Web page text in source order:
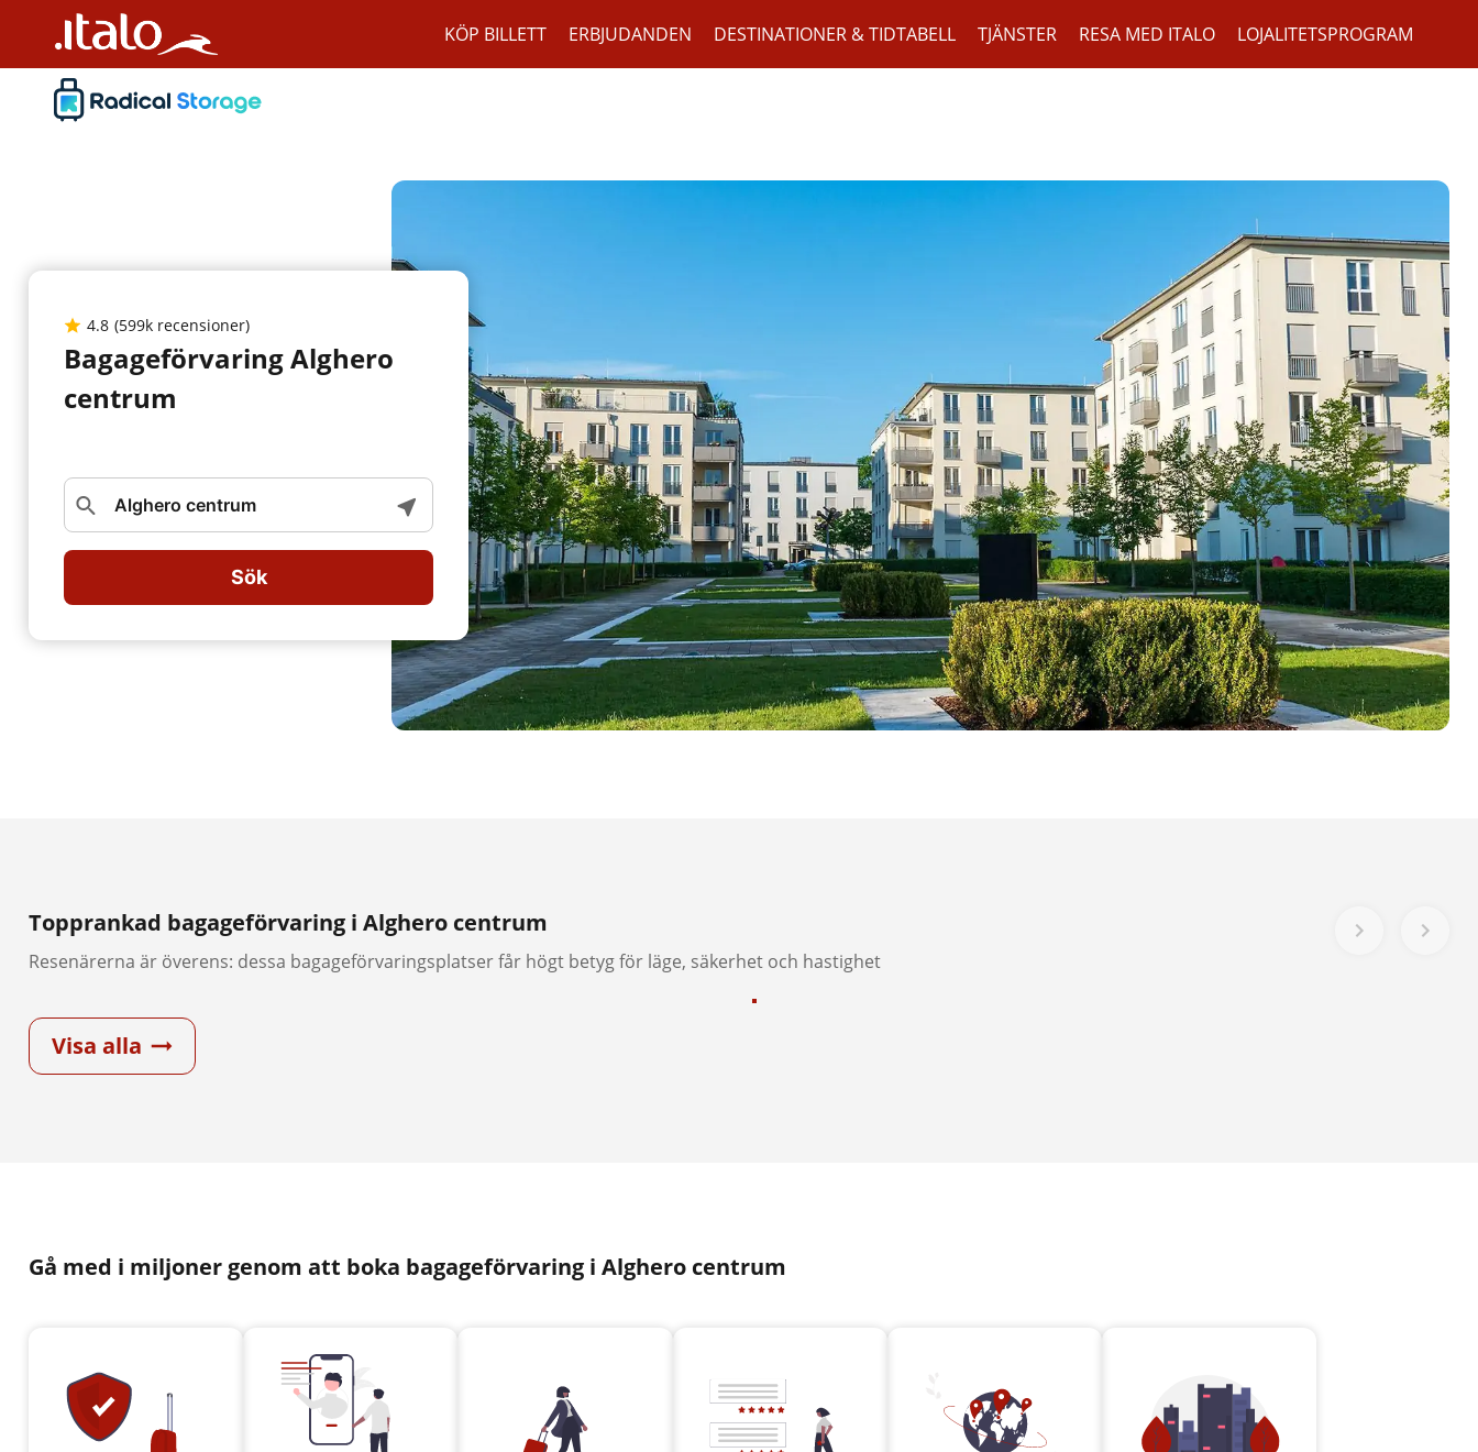
KÖP BILLETT ERBJUDANDEN DESTINATIONER & TIDTABELL TJÄNSTER RESA MED ITALO LOJALITETSPROGRAM
4.8 (599k recensioner)
Bagageförvaring Alghero
centrum
Sök
Topprankad bagageförvaring i Alghero centrum
Resenärerna är överens: dessa bagageförvaringsplatser får högt betyg för läge, säkerhet och hastighet
Visa alla
Gå med i miljoner genom att boka bagageförvaring i Alghero centrum